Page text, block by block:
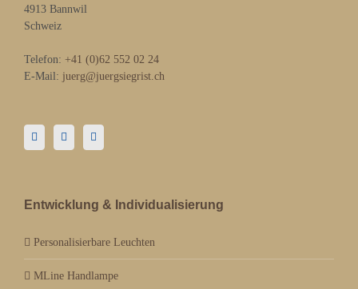
4913 Bannwil
Schweiz
Telefon: +41 (0)62 552 02 24
E-Mail: juerg@juergsiegrist.ch
Entwicklung & Individualisierung
Personalisierbare Leuchten
MLine Handlampe